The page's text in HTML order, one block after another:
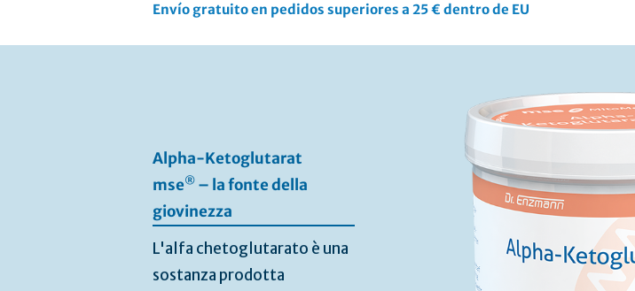
Envío gratuito en pedidos superiores a 25 € dentro de EU
Alpha-Ketoglutarat
mse® – la fonte della
giovinezza
L'alfa chetoglutarato è una
sostanza prodotta